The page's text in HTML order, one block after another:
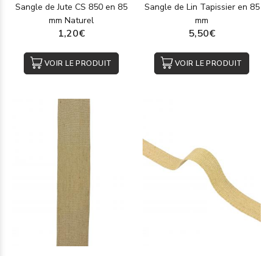
Sangle de Jute CS 850 en 85
mm Naturel
1,20€
VOIR LE PRODUIT
Sangle de Lin Tapissier en 85
mm
5,50€
VOIR LE PRODUIT